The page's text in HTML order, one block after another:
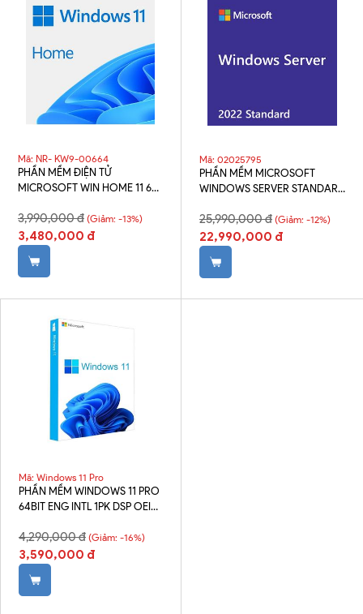
Mã: NR- KW9-00664
PHẦN MỀM ĐIỆN TỬ
MICROSOFT WIN HOME 11 64-
DWNLD NR- KW9-00664
3,990,000 đ (Giảm: -13%)
3,480,000 đ
Mã: 02025795
PHẦN MỀM MICROSOFT
WINDOWS SERVER STANDARD
OEI DVD 16 CORE P73-08328
25,990,000 đ (Giảm: -12%)
22,990,000 đ
Mã: Windows 11 Pro
PHẦN MỀM WINDOWS 11 PRO
64BIT ENG INTL 1PK DSP OEI
4,290,000 đ (Giảm: -16%)
3,590,000 đ